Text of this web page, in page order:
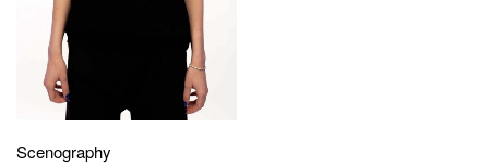
Scenography